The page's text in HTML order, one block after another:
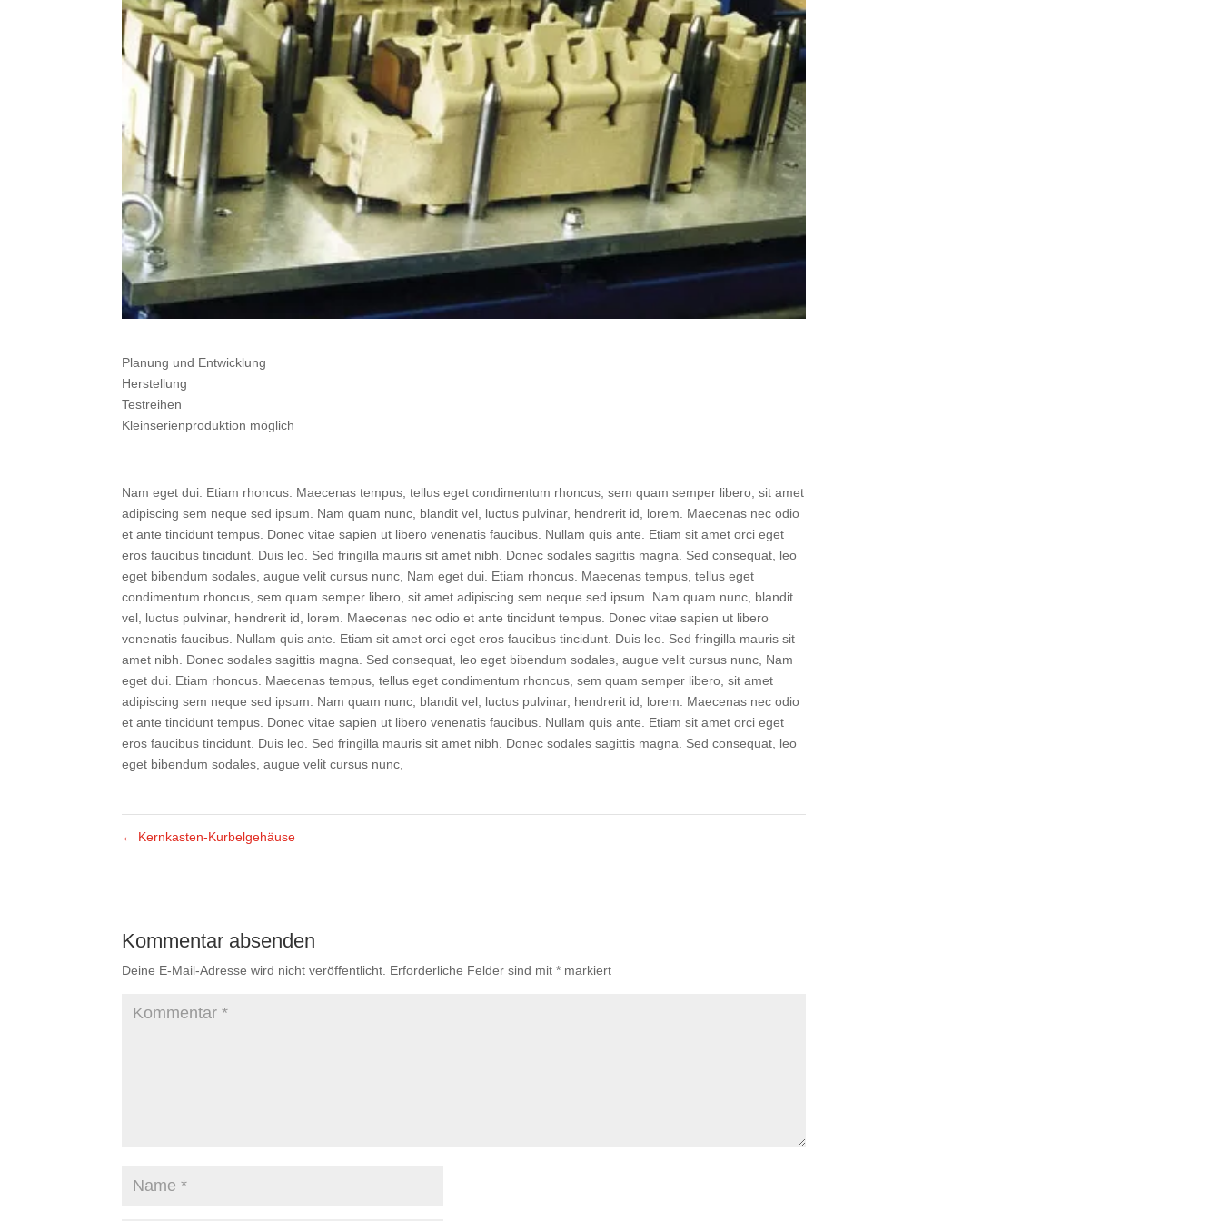
Planung und Entwicklung
Herstellung
Testreihen
Kleinserienproduktion möglich
Nam eget dui. Etiam rhoncus. Maecenas tempus, tellus eget condimentum rhoncus, sem quam semper libero, sit amet
adipiscing sem neque sed ipsum. Nam quam nunc, blandit vel, luctus pulvinar, hendrerit id, lorem. Maecenas nec odio
et ante tincidunt tempus. Donec vitae sapien ut libero venenatis faucibus. Nullam quis ante. Etiam sit amet orci eget
eros faucibus tincidunt. Duis leo. Sed fringilla mauris sit amet nibh. Donec sodales sagittis magna. Sed consequat, leo
eget bibendum sodales, augue velit cursus nunc, Nam eget dui. Etiam rhoncus. Maecenas tempus, tellus eget
condimentum rhoncus, sem quam semper libero, sit amet adipiscing sem neque sed ipsum. Nam quam nunc, blandit
vel, luctus pulvinar, hendrerit id, lorem. Maecenas nec odio et ante tincidunt tempus. Donec vitae sapien ut libero
venenatis faucibus. Nullam quis ante. Etiam sit amet orci eget eros faucibus tincidunt. Duis leo. Sed fringilla mauris sit
amet nibh. Donec sodales sagittis magna. Sed consequat, leo eget bibendum sodales, augue velit cursus nunc, Nam
eget dui. Etiam rhoncus. Maecenas tempus, tellus eget condimentum rhoncus, sem quam semper libero, sit amet
adipiscing sem neque sed ipsum. Nam quam nunc, blandit vel, luctus pulvinar, hendrerit id, lorem. Maecenas nec odio
et ante tincidunt tempus. Donec vitae sapien ut libero venenatis faucibus. Nullam quis ante. Etiam sit amet orci eget
eros faucibus tincidunt. Duis leo. Sed fringilla mauris sit amet nibh. Donec sodales sagittis magna. Sed consequat, leo
eget bibendum sodales, augue velit cursus nunc,
← Kernkasten-Kurbelgehäuse
Kommentar absenden
Deine E-Mail-Adresse wird nicht veröffentlicht. Erforderliche Felder sind mit* markiert